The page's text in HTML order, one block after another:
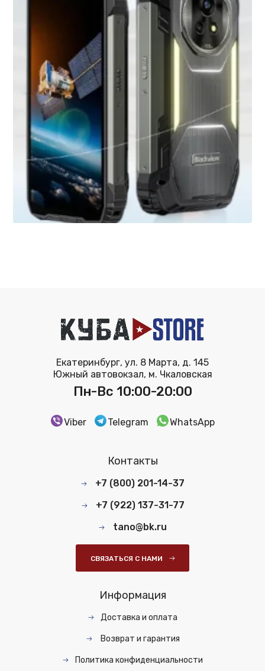
Екатеринбург, ул. 8 Марта, д. 145
Южный автовокзал, м. Чкаловская
Пн-Вс 10:00-20:00
Viber Telegram WhatsApp
Контакты
+7 (800) 201-14-37
+7 (922) 137-31-77
tano@bk.ru
СВЯЗАТЬСЯ С НАМИ
Информация
Доставка и оплата
Возврат и гарантия
Политика конфиденциальности